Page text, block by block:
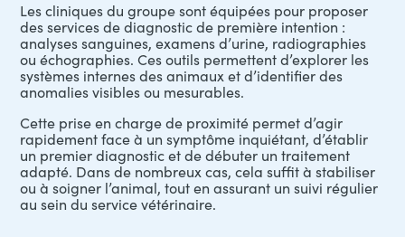
Les cliniques du groupe sont équipées pour proposer
des services de diagnostic de première intention :
analyses sanguines, examens d’urine, radiographies
ou échographies. Ces outils permettent d’explorer les
systèmes internes des animaux et d’identifier des
anomalies visibles ou mesurables.
Cette prise en charge de proximité permet d’agir
rapidement face à un symptôme inquiétant, d’établir
un premier diagnostic et de débuter un traitement
adapté. Dans de nombreux cas, cela suffit à stabiliser
ou à soigner l’animal, tout en assurant un suivi régulier
au sein duservice vétérinaire.